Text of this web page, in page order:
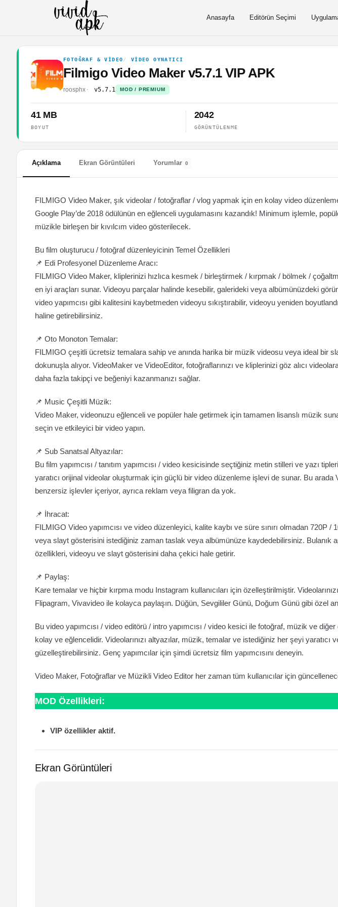
Anasayfa Editörün Seçimi
FOTOĞRAF & VIDEO VIDEO OYNATICI
Filmigo Video Maker v5.7.1 VIP APK
roosphx v5.7.1 MOD / PREMIUM
41 MB
BOYUT
2042
GÖRÜNTÜLENME
Açıklama Ekran Görüntüleri Yorumlar 0
FILMIGO Video Maker, şık videolar / fotoğraflar / vlog yapmak için en kolay video
Google Play’de 2018 ödülünün en eğlenceli uygulamasını kazandık! Minimum işlemle,
müzikle birleşen bir kıvılcım video gösterilecek.
Bu film oluşturucu / fotoğraf düzenleyicinin Temel Özellikleri
📌 Edi Profesyonel Düzenleme Aracı:
FILMIGO Video Maker, kliplerinizi hızlıca kesmek / birleştirmek / kırpmak / bölmek /
en iyi araçları sunar. Videoyu parçalar halinde kesebilir, galerideki veya albümünüzdeki
video yapımcısı gibi kalitesini kaybetmeden videoyu sıkıştırabilir, videoyu yeniden
haline getirebilirsiniz.
📌 Oto Monoton Temalar:
FILMIGO çeşitli ücretsiz temalara sahip ve anında harika bir müzik videosu veya ideal bir
dokunuşla alıyor. VideoMaker ve VideoEditor, fotoğraflarınızı ve kliplerinizi göz alıcı
daha fazla takipçi ve beğeniyi kazanmanızı sağlar.
📌 Music Çeşitli Müzik:
Video Maker, videonuzu eğlenceli ve popüler hale getirmek için tamamen lisanslı müzik
seçin ve etkileyici bir video yapın.
📌 Sub Sanatsal Altyazılar:
Bu film yapımcısı / tanıtım yapımcısı / video kesicisinde seçtiğiniz metin stilleri ve yazı
yaratıcı orijinal videolar oluşturmak için güçlü bir video düzenleme işlevi de sunar. Bu arada
benzersiz işlevler içeriyor, ayrıca reklam veya filigran da yok.
📌 İhracat:
FILMIGO Video yapımcısı ve video düzenleyici, kalite kaybı ve süre sınırı olmadan 720P
veya slayt gösterisini istediğiniz zaman taslak veya albümünüze kaydedebilirsiniz. Bulanık
özellikleri, videoyu ve slayt gösterisini daha çekici hale getirir.
📌 Paylaş:
Kare temalar ve hiçbir kırpma modu Instagram kullanıcıları için özelleştirilmiştir.
Flipagram, Vivavideo ile kolayca paylaşın. Düğün, Sevgililer Günü, Doğum Günü gibi özel
Bu video yapımcısı / video editörü / intro yapımcısı / video kesici ile fotoğraf, müzik ve
kolay ve eğlencelidir. Videolarınızı altyazılar, müzik, temalar ve istediğiniz her şeyi yaratıcı
güzelleştirebilirsiniz. Genç yapımcılar için şimdi ücretsiz film yapımcısını deneyin.
Video Maker, Fotoğraflar ve Müzikli Video Editor her zaman tüm kullanıcılar için
MOD Özellikleri:
VIP özellikler aktif.
Ekran Görüntüleri